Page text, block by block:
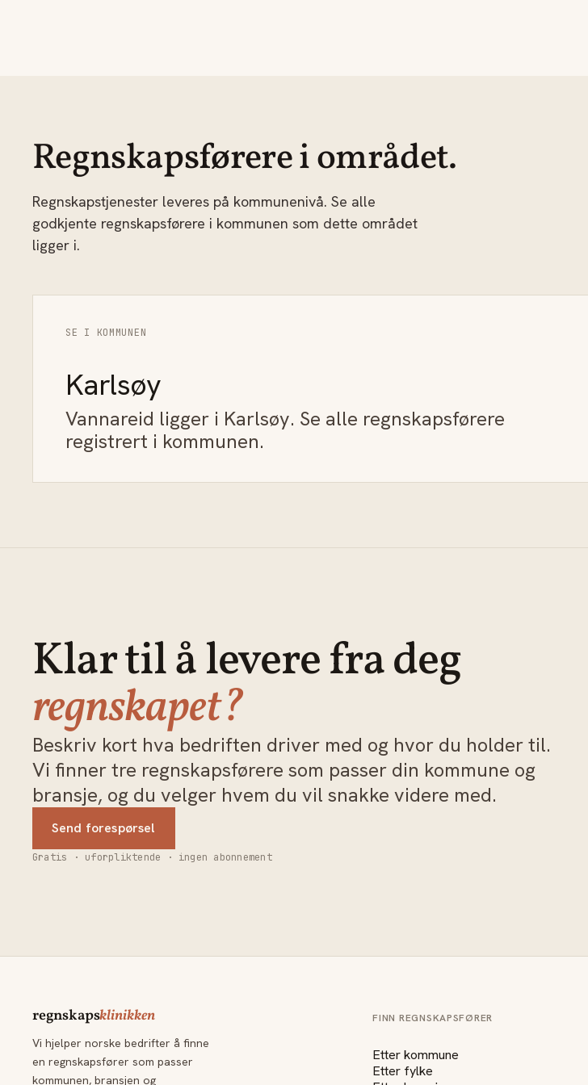
Regnskapsførere i området.
Regnskapstjenester leveres på kommunenivå. Se alle
godkjente regnskapsførere i kommunen som dette området
ligger i.
SE I KOMMUNEN
Karlsøy
Vannareid ligger i Karlsøy. Se alle regnskapsførere
registrert i kommunen.
Klar til å levere fra deg
regnskapet?
Beskriv kort hva bedriften driver med og hvor du holder til.
Vi finner tre regnskapsførere som passer din kommune og
bransje, og du velger hvem du vil snakke videre med.
Send forespørsel
Gratis · uforpliktende · ingen abonnement
regnskapsklinikken
Vi hjelper norske bedrifter å finne
en regnskapsfører som passer
kommunen, bransjen og
FINN REGNSKAPSFØRER
Etter kommune
Etter fylke